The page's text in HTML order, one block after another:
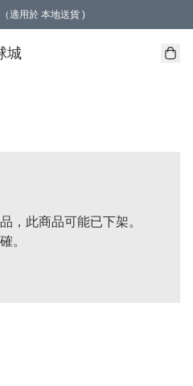
適用於 本地送貨 )
城
，此商品可能已下架。
。